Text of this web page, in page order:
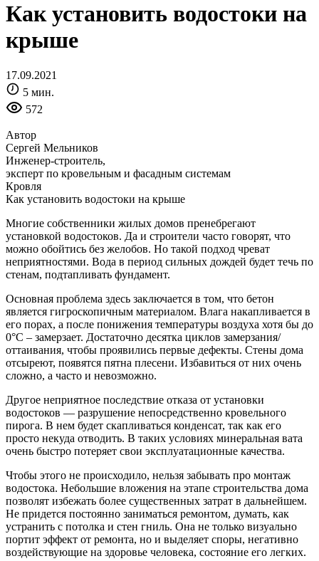
Как установить водостоки на
крыше
17.09.2021
5 мин.
572
Автор
Сергей Мельников
Инженер-строитель,
эксперт по кровельным и фасадным системам
Кровля
Как установить водостоки на крыше
Многие собственники жилых домов пренебрегают
установкой водостоков. Да и строители часто говорят, что
можно обойтись без желобов. Но такой подход чреват
неприятностями. Вода в период сильных дождей будет течь по
стенам, подтапливать фундамент.
Основная проблема здесь заключается в том, что бетон
является гигроскопичным материалом. Влага накапливается в
его порах, а после понижения температуры воздуха хотя бы до
0°С – замерзает. Достаточно десятка циклов замерзания/
оттаивания, чтобы проявились первые дефекты. Стены дома
отсыреют, появятся пятна плесени. Избавиться от них очень
сложно, а часто и невозможно.
Другое неприятное последствие отказа от установки
водостоков — разрушение непосредственно кровельного
пирога. В нем будет скапливаться конденсат, так как его
просто некуда отводить. В таких условиях минеральная вата
очень быстро потеряет свои эксплуатационные качества.
Чтобы этого не происходило, нельзя забывать про монтаж
водостока. Небольшие вложения на этапе строительства дома
позволят избежать более существенных затрат в дальнейшем.
Не придется постоянно заниматься ремонтом, думать, как
устранить с потолка и стен гниль. Она не только визуально
портит эффект от ремонта, но и выделяет споры, негативно
воздействующие на здоровье человека, состояние его легких.